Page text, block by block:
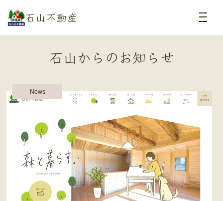
石山不動産
石山からのお知らせ
News